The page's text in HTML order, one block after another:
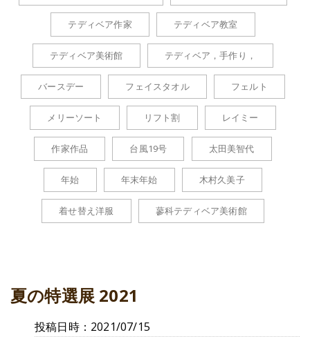
テディベア作家 テディベア教室
テディベア美術館 テディベア，手作り，
バースデー フェイスタオル フェルト
メリーソート リフト割 レイミー
作家作品 台風19号 太田美智代
年始 年末年始 木村久美子
着せ替え洋服 蓼科テディベア美術館
夏の特選展 2021
投稿日時：2021/07/15